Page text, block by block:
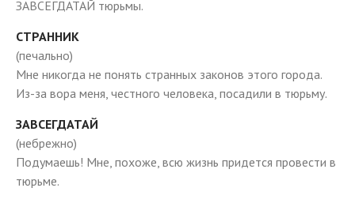
ЗАВСЕГДАТАЙ тюрьмы.
СТРАННИК
(печально)
Мне никогда не понять странных законов этого города.
Из-за вора меня, честного человека, посадили в тюрьму.
ЗАВСЕГДАТАЙ
(небрежно)
Подумаешь! Мне, похоже, всю жизнь придется провести в
тюрьме.